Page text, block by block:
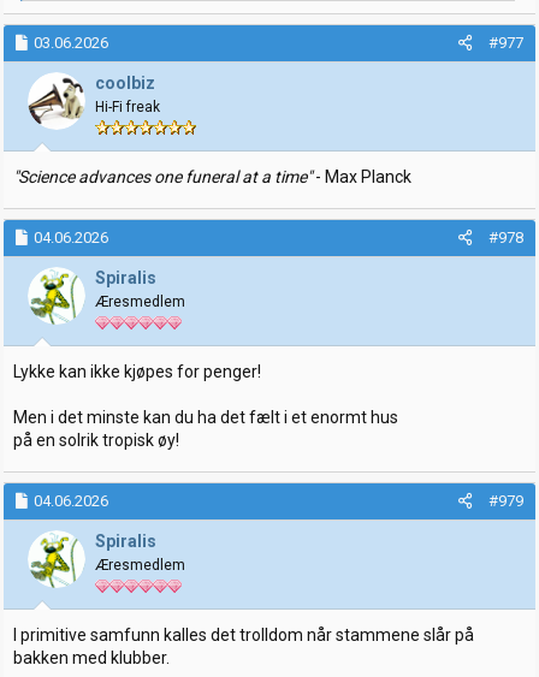
a
k
j
o
n
r
:
03.06.2026 #977
coolbiz
Hi-Fi freak
"Science advances one funeral at a time"- Max Planck
04.06.2026 #978
Spiralis
Æresmedlem
Lykke kan ikke kjøpes for penger!
Men i det minste kan du ha det fælt i et enormt hus
på en solrik tropisk øy!
04.06.2026 #979
Spiralis
Æresmedlem
I primitive samfunn kalles det trolldom når stammene slår på
bakken med klubber.